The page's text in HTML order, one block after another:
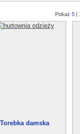
Pokaż 5 |
Torebka damska